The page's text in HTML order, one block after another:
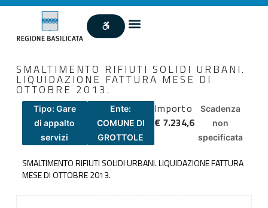
SMALTIMENTO RIFIUTI SOLIDI URBANI.
LIQUIDAZIONE FATTURA MESE DI
OTTOBRE 2013.
Tipo: Gare
di appalto
servizi
Ente:
COMUNE DI
GROTTOLE
Importo
€ 7.234,6
Scadenza
non
specificata
SMALTIMENTO RIFIUTI SOLIDI URBANI. LIQUIDAZIONE FATTURA
MESE DI OTTOBRE 2013.